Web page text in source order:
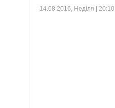
14.08.2016, Неділя | 20:10